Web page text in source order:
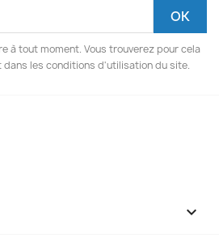
à tout moment. Vous trouverez pour cela
les conditions d'utilisation du site.
